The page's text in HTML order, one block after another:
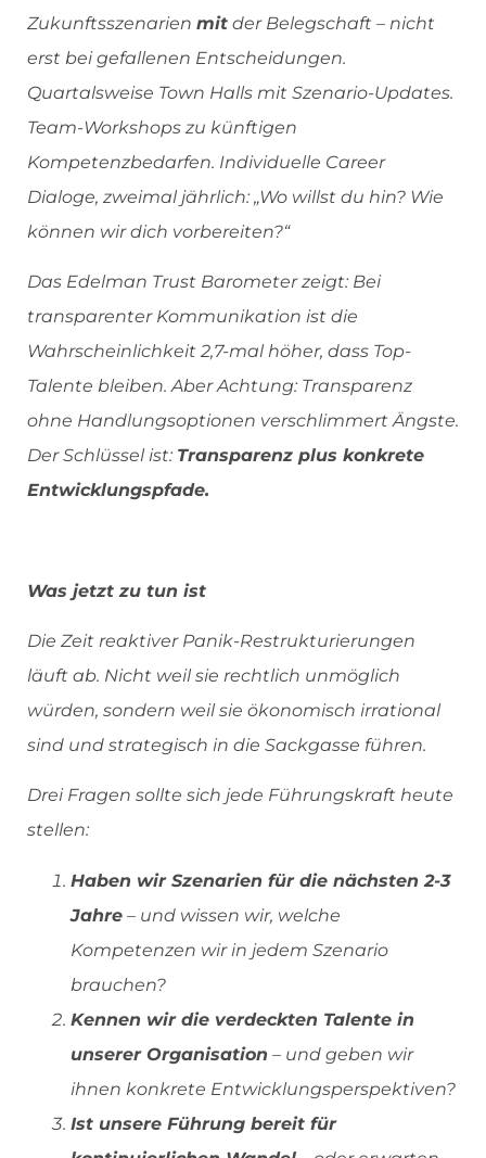
Zukunftsszenarien mit der Belegschaft – nicht
erst bei gefallenen Entscheidungen.
Quartalsweise Town Halls mit Szenario-Updates.
Team-Workshops zu künftigen
Kompetenzbedarfen. Individuelle Career
Dialoge, zweimal jährlich: „Wo willst du hin? Wie
können wir dich vorbereiten?“
Das Edelman Trust Barometer zeigt: Bei
transparenter Kommunikation ist die
Wahrscheinlichkeit 2,7-mal höher, dass Top-
Talente bleiben. Aber Achtung: Transparenz
ohne Handlungsoptionen verschlimmert Ängste.
Der Schlüssel ist: Transparenz plus konkrete
Entwicklungspfade.
Was jetzt zu tun ist
Die Zeit reaktiver Panik-Restrukturierungen
läuft ab. Nicht weil sie rechtlich unmöglich
würden, sondern weil sie ökonomisch irrational
sind und strategisch in die Sackgasse führen.
Drei Fragen sollte sich jede Führungskraft heute
stellen:
Haben wir Szenarien für die nächsten 2-3
Jahre – und wissen wir, welche
Kompetenzen wir in jedem Szenario
brauchen?
Kennen wir die verdeckten Talente in
unserer Organisation – und geben wir
ihnen konkrete Entwicklungsperspektiven?
Ist unsere Führung bereit für